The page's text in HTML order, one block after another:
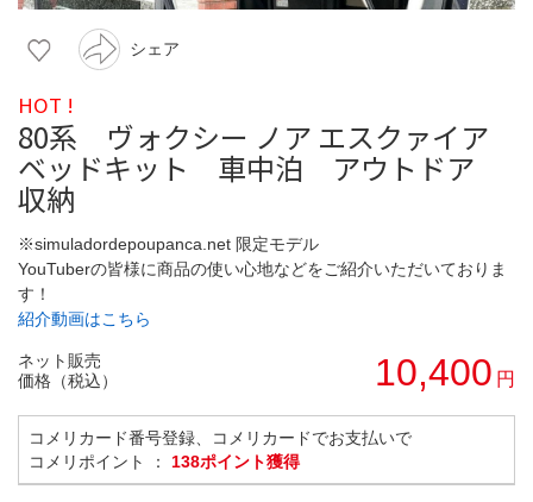
シェア
HOT !
80系 ヴォクシー ノア エスクァイア
ベッドキット 車中泊 アウトドア
収納
※simuladordepoupanca.net 限定モデル
YouTuberの皆様に商品の使い心地などをご紹介いただいておりま
す！
紹介動画はこちら
ネット販売
価格（税込）
10,400 円
コメリカード番号登録、コメリカードでお支払いで
コメリポイント ： 138ポイント獲得